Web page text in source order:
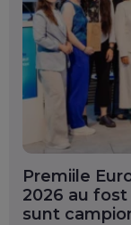
Premiile
2026 au
sunt